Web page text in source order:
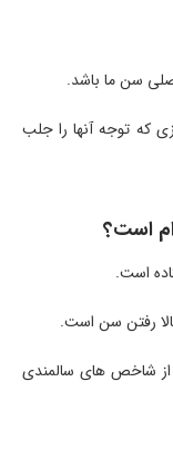
سن ما باشد.
که توجه آنها را جلب
است؟
است.
رفتن سن است.
شاخص های سالمندی